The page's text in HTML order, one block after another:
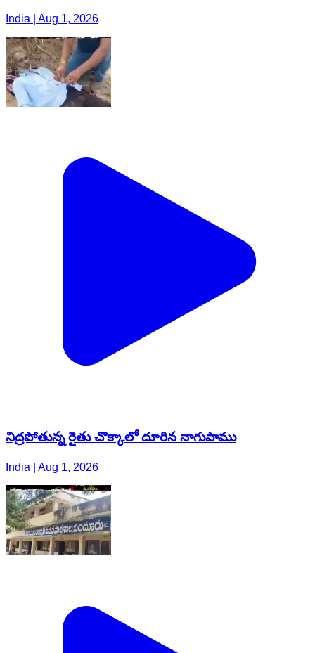
India | Aug 1, 2026
నిద్రపోతున్న రైతు చొక్కాలో దూరిన నాగుపాము
India | Aug 1, 2026